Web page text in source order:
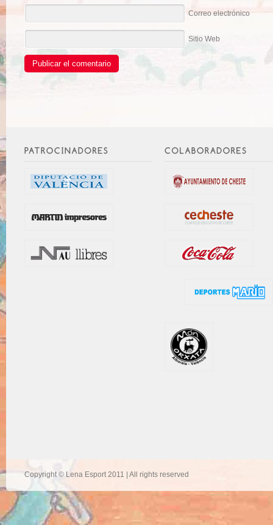
Correo electrónico
Sitio Web
Copyright © Lena Esport 2011 | All rights reserved